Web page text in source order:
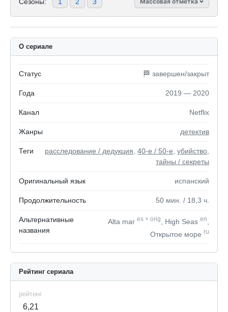
О сериале
Статус 🏁 завершен/закрыт
Года 2019 — 2020
Канал Netflix
Жанры детектив
Теги расследование / дедукция 40-е / 50-е убийство
тайны / секреты
Оригинальный язык испанский
Продолжительность 50 мин. / 18,3 ч.
Альтернативные
названия
Alta mar es + orig , High Seas en
Открытое море ru
Рейтинг сериала
рейтинг
6,21